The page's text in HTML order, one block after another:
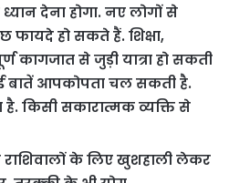
देना होगा. नए लोगों से
हो सकते हैं. शिक्षा,
कागजात से जुड़ी यात्रा हो सकती
बातें आपकोपता चल सकती है.
है. किसी सकारात्मक व्यक्ति से